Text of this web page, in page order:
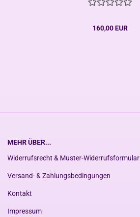
160,00 EUR
MEHR ÜBER...
Widerrufsrecht & Muster-Widerrufsformular
Versand- & Zahlungsbedingungen
Kontakt
Impressum